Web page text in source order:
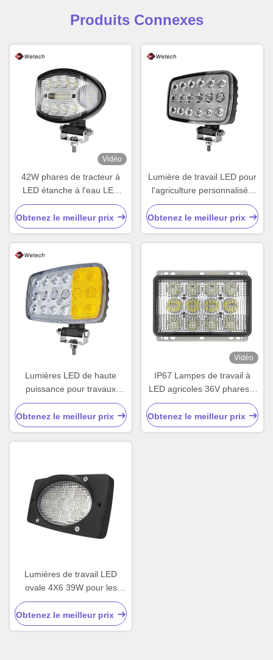
Produits Connexes
Vidéo
42W phares de tracteur à
LED étanche à l'eau LED
lumière de travail
personnalisée avec base
rotative réglable
Obtenez le meilleur prix
Lumière de travail LED pour
l'agriculture personnalisée
pour l'automobile
Obtenez le meilleur prix
Lumières LED de haute
puissance pour travaux
agricoles 10 V - 32 V
Obtenez le meilleur prix
Vidéo
IP67 Lampes de travail à
LED agricoles 36V phares à
LED universels 60W
Obtenez le meilleur prix
Lumières de travail LED
ovale 4X6 39W pour les
grues à tracteur hors route
Obtenez le meilleur prix